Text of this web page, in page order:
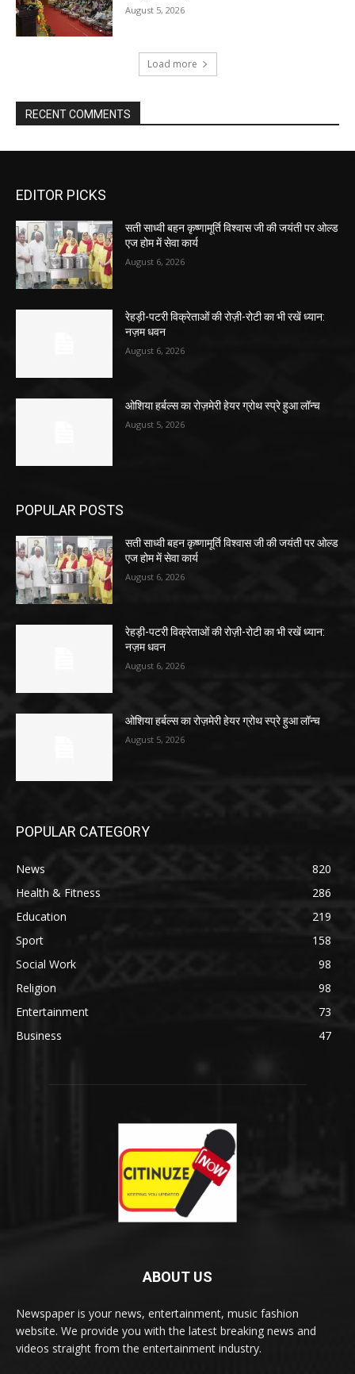
August 5, 2026
Load more
RECENT COMMENTS
EDITOR PICKS
सती साध्वी बहन कृष्णामूर्ति विश्वास जी की जयंती पर ओल्ड
एज होम में सेवा कार्य
August 6, 2026
रेहड़ी-पटरी विक्रेताओं की रोज़ी-रोटी का भी रखें ध्यान:
नज़म धवन
August 6, 2026
ओशिया हर्बल्स का रोज़मेरी हेयर ग्रोथ स्प्रे हुआ लॉन्च
August 5, 2026
POPULAR POSTS
सती साध्वी बहन कृष्णामूर्ति विश्वास जी की जयंती पर ओल्ड
एज होम में सेवा कार्य
August 6, 2026
रेहड़ी-पटरी विक्रेताओं की रोज़ी-रोटी का भी रखें ध्यान:
नज़म धवन
August 6, 2026
ओशिया हर्बल्स का रोज़मेरी हेयर ग्रोथ स्प्रे हुआ लॉन्च
August 5, 2026
POPULAR CATEGORY
News
820
Health & Fitness
286
Education
219
Sport
158
Social Work
98
Religion
98
Entertainment
73
Business
47
ABOUT US
Newspaper is your news, entertainment, music fashion
website. We provide you with the latest breaking news and
videos straight from the entertainment industry.